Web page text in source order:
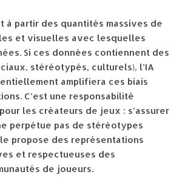
à partir des quantités massives de
et visuelles avec lesquelles
Si ces données contiennent des
stéréotypés, culturels), l’IA
amplifiera ces biais
C’est une responsabilité
les créateurs de jeux : s’assurer
perpétue pas de stéréotypes
propose des représentations
et respectueuses des
de joueurs.